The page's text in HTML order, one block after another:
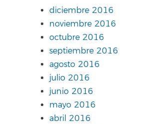
diciembre 2016
noviembre 2016
octubre 2016
septiembre 2016
agosto 2016
julio 2016
junio 2016
mayo 2016
abril 2016